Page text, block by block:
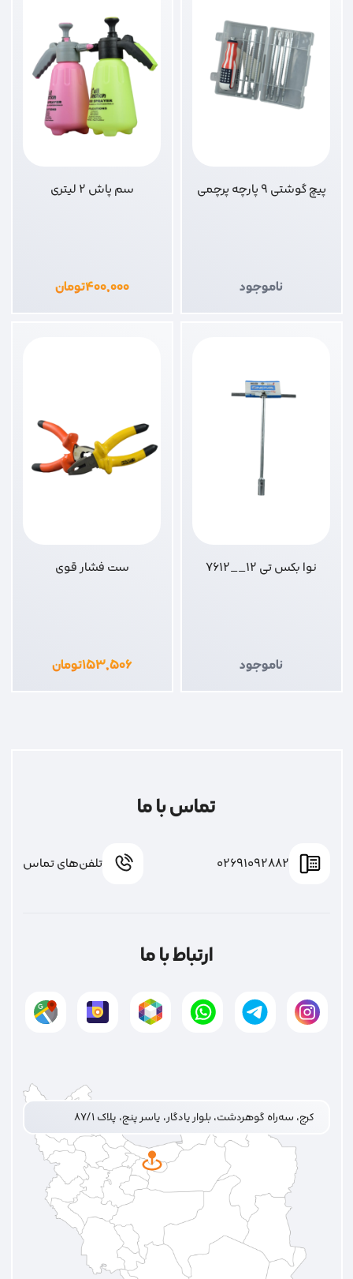
پیچ گوشتی 9 پارچه پرچمی
ناموجود
سم پاش 2 لیتری
۴۰۰,۰۰۰تومان
نوا بکس تی 12__7612
ناموجود
ست فشار قوی
۱۵۳,۵۰۶تومان
تماس با ما
02691092882 تلفن‌های تماس
ارتباط با ما
کرج، سه‌راه گوهردشت، بلوار یادگار، یاسر پنج، پلاک ۸۷/۱